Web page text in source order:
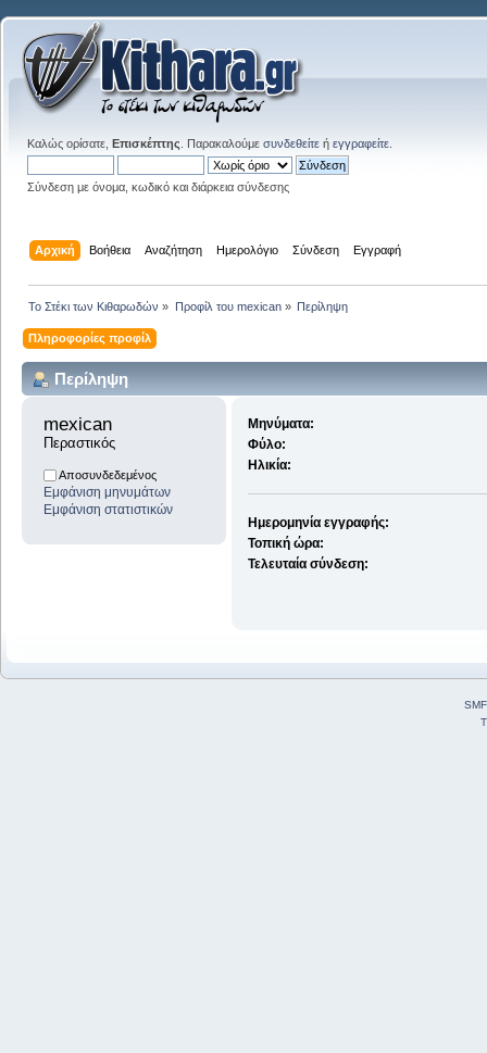
Καλώς ορίσατε, Επισκέπτης . Παρακαλούμε συνδεθείτε ή εγγραφείτε
Σύνδεση με όνομα, κωδικό και διάρκεια σύνδεσης
Αρχική Βοήθεια Αναζήτηση Ημερολόγιο Σύνδεση Εγγραφή
Το Στέκι των Κιθαρωδών » Προφίλ του mexican» Περίληψη
Πληροφορίες προφίλ
Περίληψη
mexican
Περαστικός
Αποσυνδεδεμένος
Εμφάνιση μηνυμάτων
Εμφάνιση στατιστικών
Μηνύματα:
Φύλο:
Ηλικία:
Ημερομηνία εγγραφής:
Τοπική ώρα:
Τελευταία σύνδεση: